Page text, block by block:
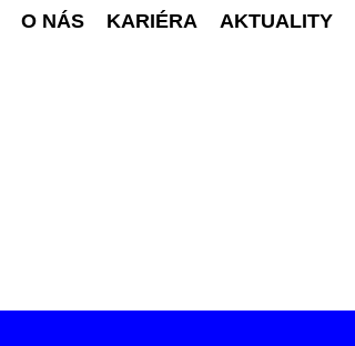
O NÁS KARIÉRA AKTUALITY